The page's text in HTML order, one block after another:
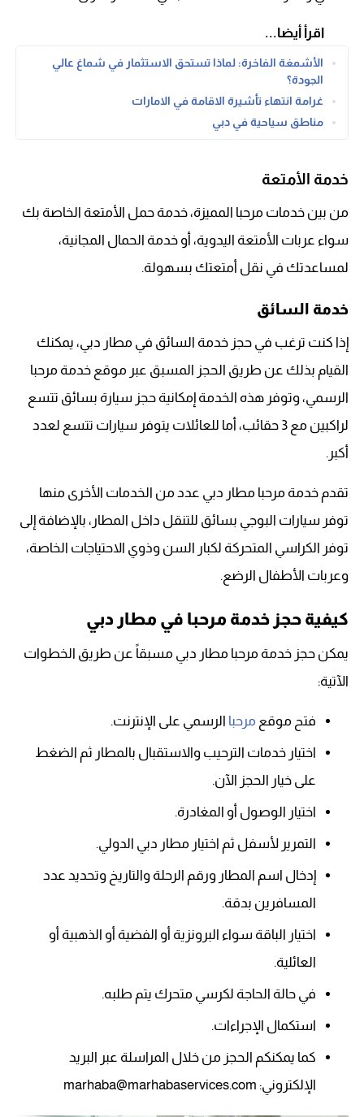
اقرأ أيضا...
الأشمغة الفاخرة: لماذا تستحق الاستثمار في شماغ عالي
الجودة؟
غرامة انتهاء تأشيرة الاقامة في الامارات
مناطق سياحية في دبي
خدمة الأمتعة
من بين خدمات مرحبا المميزة، خدمة حمل الأمتعة الخاصة بك
سواء عربات الأمتعة اليدوية، أو خدمة الحمال المجانية،
لمساعدتك في نقل أمتعتك بسهولة.
خدمة السائق
إذا كنت ترغب في حجز خدمة السائق في مطار دبي، يمكنك
القيام بذلك عن طريق الحجز المسبق عبر موقع خدمة مرحبا
الرسمي، وتوفر هذه الخدمة إمكانية حجز سيارة بسائق تتسع
لراكبين مع 3 حقائب، أما للعائلات يتوفر سيارات تتسع لعدد
أكبر.
تقدم خدمة مرحبا مطار دبي عدد من الخدمات الأخرى منها
توفر سيارات البوجي بسائق للتنقل داخل المطار، بالإضافة إلى
توفر الكراسي المتحركة لكبار السن وذوي الاحتياجات الخاصة،
وعربات الأطفال الرضع.
كيفية حجز خدمة مرحبا في مطار دبي
يمكن حجز خدمة مرحبا مطار دبي مسبقاً عن طريق الخطوات
الآتية:
فتح موقع مرحبا الرسمي على الإنترنت.
اختيار خدمات الترحيب والاستقبال بالمطار ثم الضغط
على خيار الحجز الآن.
اختيار الوصول أو المغادرة.
التمرير لأسفل ثم اختيار مطار دبي الدولي.
إدخال اسم المطار ورقم الرحلة والتاريخ وتحديد عدد
المسافرين بدقة.
اختيار الباقة سواء البرونزية أو الفضية أو الذهبية أو
العائلية.
في حالة الحاجة لكرسي متحرك يتم طلبه.
استكمال الإجراءات.
كما يمكنكم الحجز من خلال المراسلة عبر البريد
الإلكتروني: marhaba@marhabaservices.com